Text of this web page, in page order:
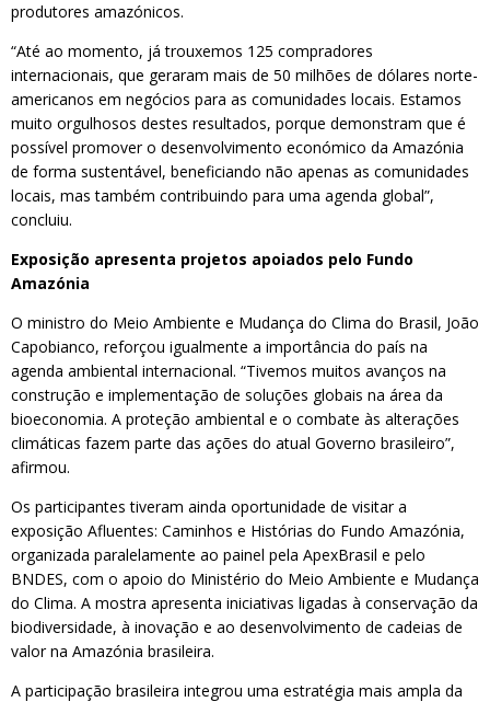
produtores amazónicos.
“Até ao momento, já trouxemos 125 compradores
internacionais, que geraram mais de 50 milhões de dólares norte-
americanos em negócios para as comunidades locais. Estamos
muito orgulhosos destes resultados, porque demonstram que é
possível promover o desenvolvimento económico da Amazónia
de forma sustentável, beneficiando não apenas as comunidades
locais, mas também contribuindo para uma agenda global”,
concluiu.
Exposição apresenta projetos apoiados pelo Fundo
Amazónia
O ministro do Meio Ambiente e Mudança do Clima do Brasil, João
Capobianco, reforçou igualmente a importância do país na
agenda ambiental internacional. “Tivemos muitos avanços na
construção e implementação de soluções globais na área da
bioeconomia. A proteção ambiental e o combate às alterações
climáticas fazem parte das ações do atual Governo brasileiro”,
afirmou.
Os participantes tiveram ainda oportunidade de visitar a
exposição Afluentes: Caminhos e Histórias do Fundo Amazónia,
organizada paralelamente ao painel pela ApexBrasil e pelo
BNDES, com o apoio do Ministério do Meio Ambiente e Mudança
do Clima. A mostra apresenta iniciativas ligadas à conservação da
biodiversidade, à inovação e ao desenvolvimento de cadeias de
valor na Amazónia brasileira.
A participação brasileira integrou uma estratégia mais ampla da